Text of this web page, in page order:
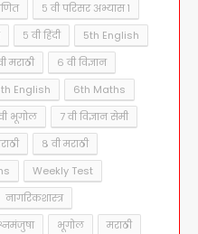
५ वी परिसर अभ्यास १
५ वी हिंदी
5th English
मराठी
६ वी विज्ञान
English
6th Maths
भूगोल
7 वी विज्ञान सेमी
८ वी मराठी
Weekly Test
नागरिकशास्त्र
भूगोल
मराठी